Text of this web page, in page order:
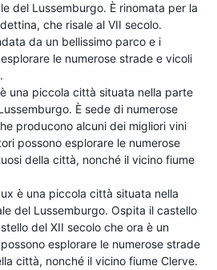
del Lussemburgo. È rinomata per la
che risale al VII secolo.
da un bellissimo parco e i
le numerose strade e vicoli
una piccola città situata nella parte
È sede di numerose
producono alcuni dei migliori vini
possono esplorare le numerose
della città, nonché il vicino fiume
è una piccola città situata nella
del Lussemburgo. Ospita il castello
del XII secolo che ora è un
esplorare le numerose strade
città, nonché il vicino fiume Clerve.